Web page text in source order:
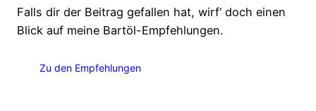
Falls dir der Beitrag gefallen hat, wirf‘ doch einen
Blick auf meine Bartöl-Empfehlungen.
Zu den Empfehlungen